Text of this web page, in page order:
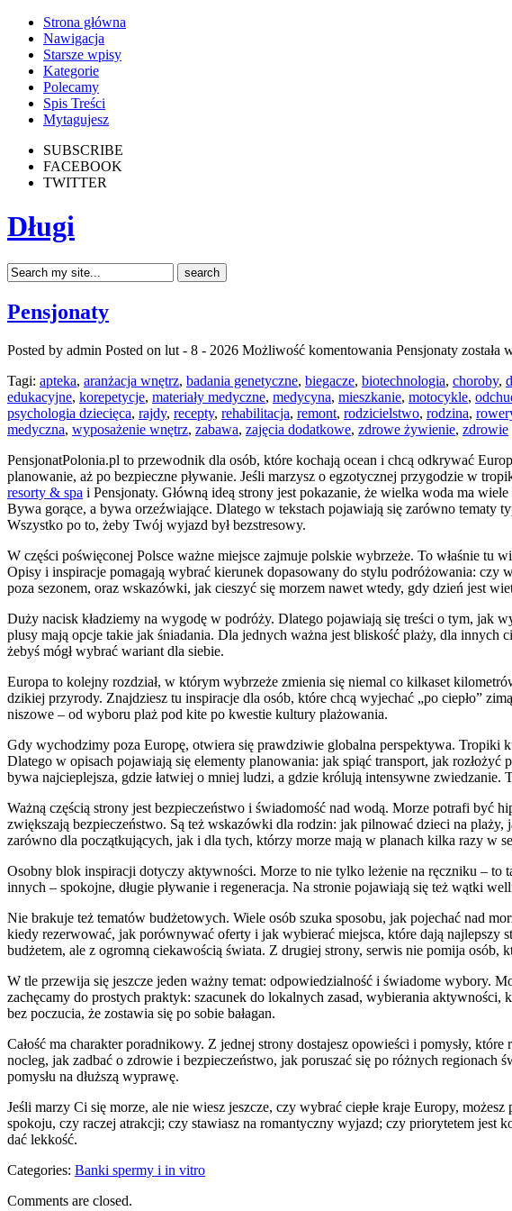
Strona główna
Nawigacja
Starsze wpisy
Kategorie
Polecamy
Spis Treści
Mytagujesz
SUBSCRIBE
FACEBOOK
TWITTER
Długi
Pensjonaty
Posted by admin Posted on lut - 8 - 2026 Możliwość komentowania Pensjonaty została
Tagi: apteka, aranżacja wnętrz, badania genetyczne, biegacze, biotechnologia, choroby,
edukacyjne, korepetycje, materiały medyczne, medycyna, mieszkanie, motocykle,
psychologia dziecięca, rajdy, recepty, rehabilitacja, remont, rodzicielstwo, rodzina,
medyczna, wyposażenie wnętrz, zabawa, zajęcia dodatkowe, zdrowe żywienie, zdrowie
PensjonatPolonia.pl to przewodnik dla osób, które kochają ocean i chcą odkrywać
planowanie, aż po bezpieczne pływanie. Jeśli marzysz o egzotycznej przygodzie w
resorty & spa i Pensjonaty. Główną ideą strony jest pokazanie, że wielka woda ma
Bywa gorące, a bywa orzeźwiające. Dlatego w tekstach pojawiają się zarówno tematy
Wszystko po to, żeby Twój wyjazd był bezstresowy.
W części poświęconej Polsce ważne miejsce zajmuje polskie wybrzeże. To właśnie
Opisy i inspiracje pomagają wybrać kierunek dopasowany do stylu podróżowania: czy
poza sezonem, oraz wskazówki, jak cieszyć się morzem nawet wtedy, gdy dzień jest
Duży nacisk kładziemy na wygodę w podróży. Dlatego pojawiają się treści o tym, jak
plusy mają opcje takie jak śniadania. Dla jednych ważna jest bliskość plaży, dla innych
żebyś mógł wybrać wariant dla siebie.
Europa to kolejny rozdział, w którym wybrzeże zmienia się niemal co kilkaset
dzikiej przyrody. Znajdziesz tu inspiracje dla osób, które chcą wyjechać „po ciepło”
niszowe – od wyboru plaż pod kite po kwestie kultury plażowania.
Gdy wychodzimy poza Europę, otwiera się prawdziwie globalna perspektywa. Tropiki
Dlatego w opisach pojawiają się elementy planowania: jak spiąć transport, jak
bywa najcieplejsza, gdzie łatwiej o mniej ludzi, a gdzie królują intensywne zwiedzanie.
Ważną częścią strony jest bezpieczeństwo i świadomość nad wodą. Morze potrafi być
zwiększają bezpieczeństwo. Są też wskazówki dla rodzin: jak pilnować dzieci na
zarówno dla początkujących, jak i dla tych, którzy morze mają w planach kilka razy w
Osobny blok inspiracji dotyczy aktywności. Morze to nie tylko leżenie na ręczniku – to
innych – spokojne, długie pływanie i regeneracja. Na stronie pojawiają się też wątki
Nie brakuje też tematów budżetowych. Wiele osób szuka sposobu, jak pojechać nad
kiedy rezerwować, jak porównywać oferty i jak wybierać miejsca, które dają najlepszy
budżetem, ale z ogromną ciekawością świata. Z drugiej strony, serwis nie pomija osób,
W tle przewija się jeszcze jeden ważny temat: odpowiedzialność i świadome wybory.
zachęcamy do prostych praktyk: szacunek do lokalnych zasad, wybierania
bez poczucia, że zostawia się po sobie bałagan.
Całość ma charakter poradnikowy. Z jednej strony dostajesz opowieści i pomysły,
nocleg, jak zadbać o zdrowie i bezpieczeństwo, jak poruszać się po różnych regionach
pomysłu na dłuższą wyprawę.
Jeśli marzy Ci się morze, ale nie wiesz jeszcze, czy wybrać ciepłe kraje Europy,
spokoju, czy raczej atrakcji; czy stawiasz na romantyczny wyjazd; czy priorytetem jest
dać lekkość.
Categories: Banki spermy i in vitro
Comments are closed.